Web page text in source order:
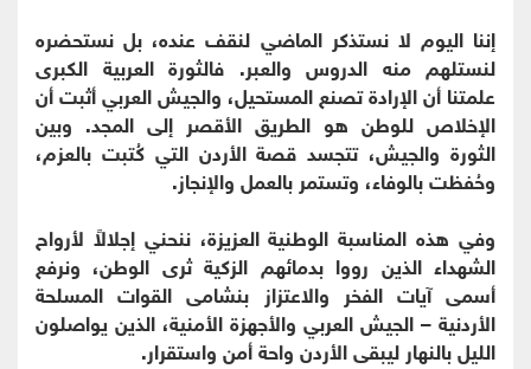
إننا اليوم لا نستذكر الماضي لنقف عنده، بل نستحضره
لنستلهم منه الدروس والعبر. فالثورة العربية الكبرى
علمتنا أن الإرادة تصنع المستحيل، والجيش العربي أثبت أن
الإخلاص للوطن هو الطريق الأقصر إلى المجد. وبين
الثورة والجيش، تتجسد قصة الأردن التي كُتبت بالعزم،
وحُفظت بالوفاء، وتستمر بالعمل والإنجاز.
وفي هذه المناسبة الوطنية العزيزة، ننحني إجلالاً لأرواح
الشهداء الذين رووا بدمائهم الزكية ثرى الوطن، ونرفع
أسمى آيات الفخر والاعتزاز بنشامى القوات المسلحة
الأردنية – الجيش العربي والأجهزة الأمنية، الذين يواصلون
الليل بالنهار ليبقى الأردن واحة أمن واستقرار.